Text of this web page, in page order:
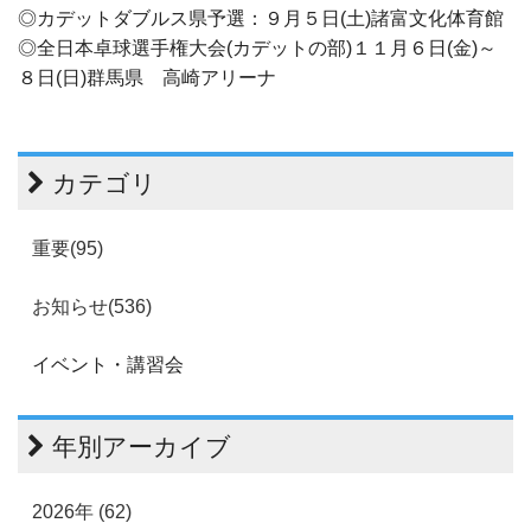
◎カデットダブルス県予選：９月５日(土)諸富文化体育館
◎全日本卓球選手権大会(カデットの部)１１月６日(金)～
８日(日)群馬県 高崎アリーナ
カテゴリ
重要(95)
お知らせ(536)
イベント・講習会
年別アーカイブ
2026年 (62)